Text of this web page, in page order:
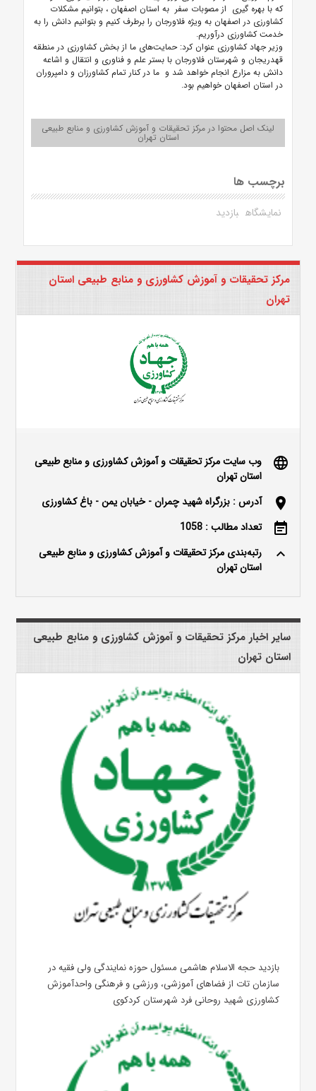
که با بهره گیری از مصوبات سفر به استان اصفهان ، بتوانیم مشکلات
کشاورزی در اصفهان به ویژه فلاورجان را برطرف کنیم و بتوانیم دانش را به
خدمت کشاورزی درآوریم.
وزیر جهاد کشاورزی عنوان کرد: حمایت‌های ما از بخش کشاورزی در منطقه
قهدریجان و شهرستان فلاورجان با بستر علم و فناوری و انتقال و اشاعه
دانش به مزارع انجام خواهد شد و ما در کنار تمام کشاورزان و دامپروران
در استان اصفهان خواهیم بود.
لینک اصل محتوا در مرکز تحقیقات و آموزش کشاورزی و منابع طبیعی
استان تهران
برچسب ها
نمایشگاه بازدید
مرکز تحقیقات و آموزش کشاورزی و منابع طبیعی استان
تهران
language
وب سایت مرکز تحقیقات و آموزش کشاورزی و منابع طبیعی
استان تهران
location_on آدرس : بزرگراه شهید چمران - خیابان یمن - باغ کشاورزی
event_note تعداد مطالب : 1058
keyboard_arrow_up
رتبه‌بندی مرکز تحقیقات و آموزش کشاورزی و منابع طبیعی
استان تهران
سایر اخبار مرکز تحقیقات و آموزش کشاورزی و منابع طبیعی
استان تهران
بازدید حجه الاسلام هاشمی مسئول حوزه نمایندگی ولی فقیه در
سازمان تات از فضاهای آموزشی، ورزشی و فرهنگی واحدآموزش
کشاورزی شهید روحانی فرد شهرستان کردکوی